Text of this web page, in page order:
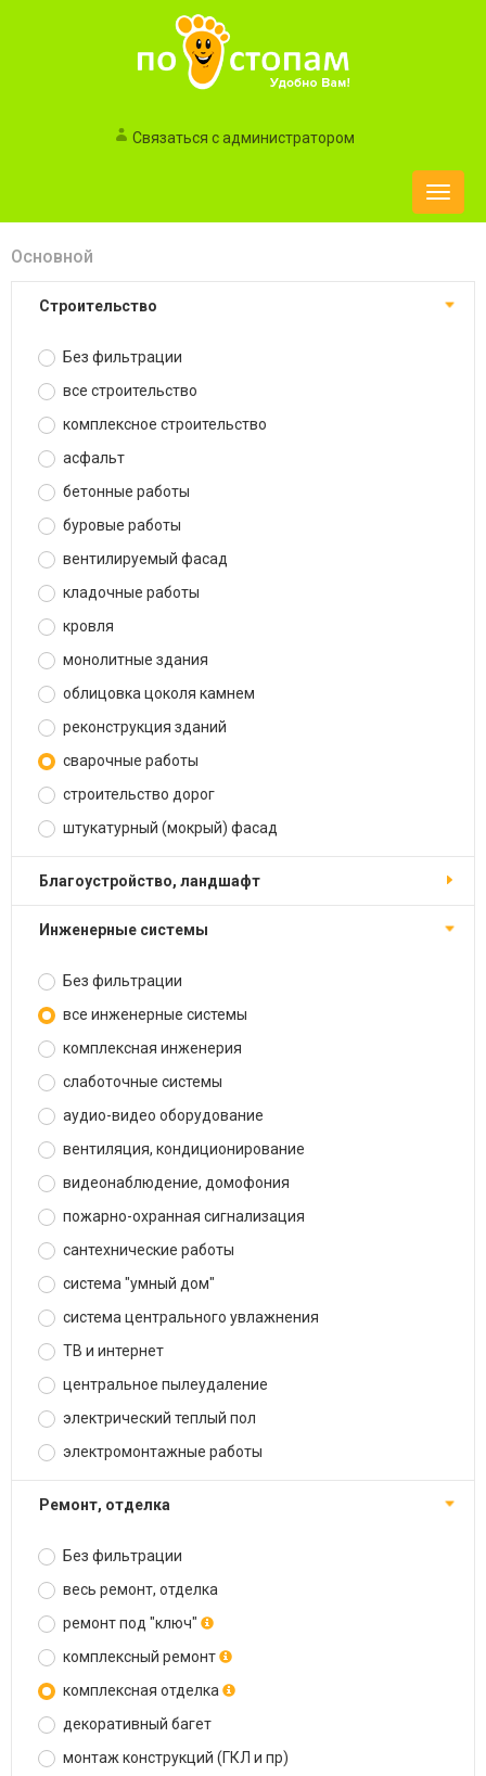
Связаться с администратором
Toggle
Основной
строительство
Без фильтрации
все строительство
комплексное строительство
асфальт
бетонные работы
буровые работы
вентилируемый фасад
кладочные работы
кровля
монолитные здания
облицовка цоколя камнем
реконструкция зданий
сварочные работы
строительство дорог
штукатурный (мокрый) фасад
благоустройство, ландшафт
инженерные системы
Без фильтрации
все инженерные системы
комплексная инженерия
слаботочные системы
аудио-видео оборудование
вентиляция, кондиционирование
видеонаблюдение, домофония
пожарно-охранная сигнализация
сантехнические работы
система "умный дом"
система центрального увлажнения
ТВ и интернет
центральное пылеудаление
электрический теплый пол
электромонтажные работы
ремонт, отделка
Без фильтрации
весь ремонт, отделка
ремонт под "ключ"
комплексный ремонт
комплексная отделка
декоративный багет
монтаж конструкций (ГКЛ и пр)